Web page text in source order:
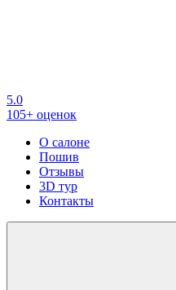
5.0
105+ оценок
О салоне
Пошив
Отзывы
3D тур
Контакты